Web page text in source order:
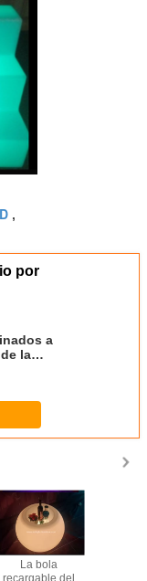
,
por
a
la
La bola
recargable del